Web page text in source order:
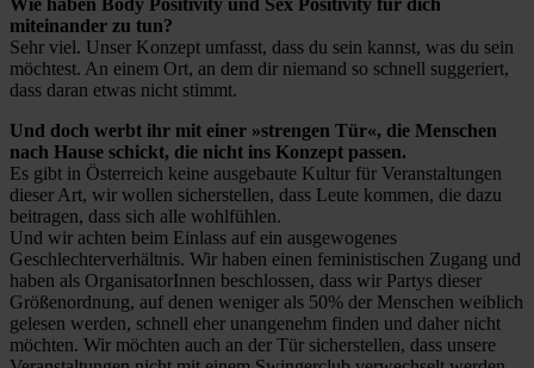
Wie haben Body Positivity und Sex Positivity für dich
miteinander zu tun?
Sehr viel. Unser Konzept umfasst, dass du sein kannst, was du sein
möchtest. An einem Ort, an dem dir niemand so schnell suggeriert,
dass daran etwas nicht stimmt.
Und doch werbt ihr mit einer »strengen Tür«, die Menschen
nach Hause schickt, die nicht ins Konzept passen.
Es gibt in Österreich keine ausgebaute Kultur für Veranstaltungen
dieser Art, wir wollen sicherstellen, dass Leute kommen, die dazu
beitragen, dass sich alle wohlfühlen.
Und wir achten beim Einlass auf ein ausgewogenes
Geschlechterverhältnis. Wir haben einen feministischen Zugang und
haben als OrganisatorInnen beschlossen, dass wir Partys dieser
Größenordnung, auf denen weniger als 50% der Menschen weiblich
gelesen werden, schnell eher unangenehm finden und daher nicht
möchten. Wir möchten auch an der Tür sicherstellen, dass unsere